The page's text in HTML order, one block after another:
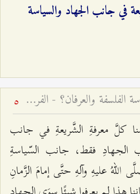
في جانب الجهاد والسياسة
لماذا لا تكفي دراسة الفلسفة والعرفان؟ - الفرق بين العلم والمعرفة 5
كلَّ معرفةِ الشَّریعةِ في جانب
فقط، جانب السّیاسةِ
علیهِ وآلهِ حتَّى إمامَ الزَّمانِ